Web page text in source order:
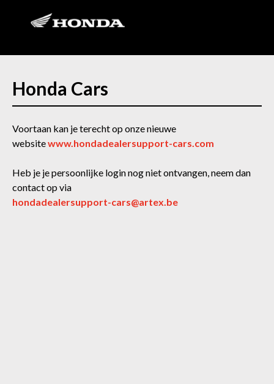
Honda Cars
Voortaan kan je terecht op onze nieuwe
websitewww.hondadealersupport-cars.com
Heb je je persoonlijke login nog niet ontvangen, neem dan
contact op via
hondadealersupport-cars@artex.be